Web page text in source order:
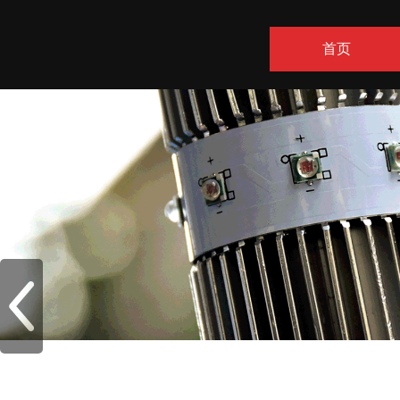
首页
联系方式